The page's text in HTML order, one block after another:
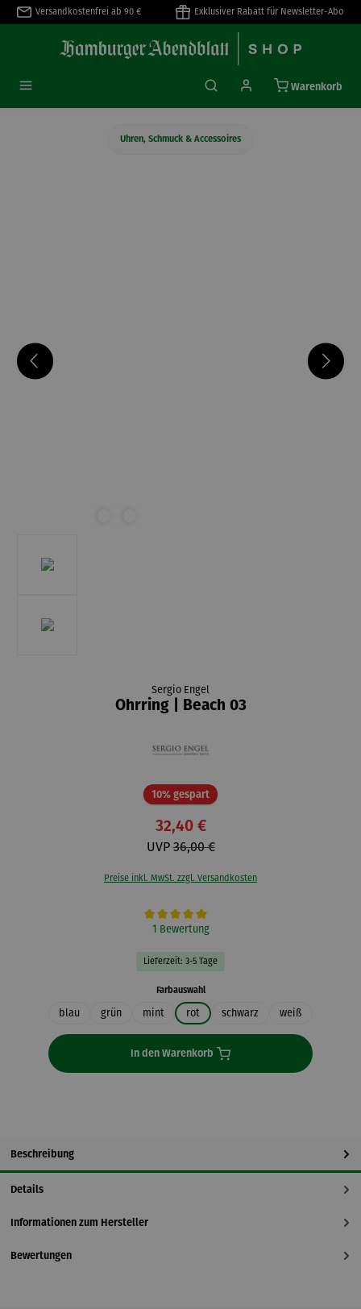
springen
Versandkostenfrei ab 90 € Exklusiver Rabatt für Newsletter-Abo
Warenkorb
Uhren, Schmuck & Accessoires
Sergio Engel
Ohrring | Beach 03
10% gespartRabatt
32,40 €
UVP36,00 €
Preise inkl. MwSt. zzgl. Versandkosten
Durchschnittliche Bewertung von 5 von 5 Sternen
1 Bewertung
Lieferzeit: 3-5 Tage
Farbauswahlauswählen
blau grün mint rot schwarz weiß
In den Warenkorb
Beschreibung
Details
Informationen zum Hersteller
Bewertungen